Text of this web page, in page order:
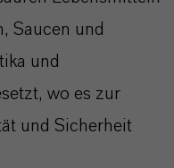
Saucen und
und
wo es zur
und Sicherheit